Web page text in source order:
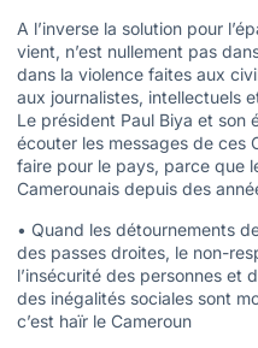
A l’inverse la solution pour
vient, n’est nullement pas
dans la violence faites aux
aux journalistes, intellectuels
Le président Paul Biya et son
écouter les messages de ces
faire pour le pays, parce que
Camerounais depuis des
• Quand les détournements
des passes droites, le non-
l’insécurité des personnes et
des inégalités sociales sont
c’est haïr le Cameroun